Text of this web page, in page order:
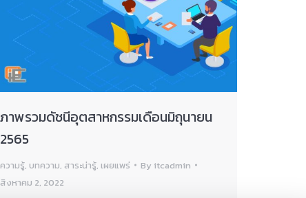
ภาพรวมดัชนีอุตสาหกรรมเดือนมิถุนายน
2565
ความรู้, บทความ, สาระน่ารู้, เผยแพร่ By itcadmin
สิงหาคม 2, 2022